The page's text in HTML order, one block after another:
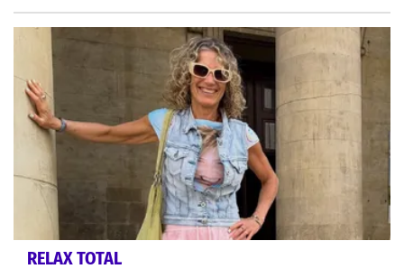
RELAX TOTAL